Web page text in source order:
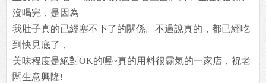
沒喝完，是因為
我肚子真的已經塞不下了的關係。不過說真的，都已經吃
到快見底了，
美味程度是絕對OK的喔~真的用料很霸氣的一家店，祝老
闆生意興隆!